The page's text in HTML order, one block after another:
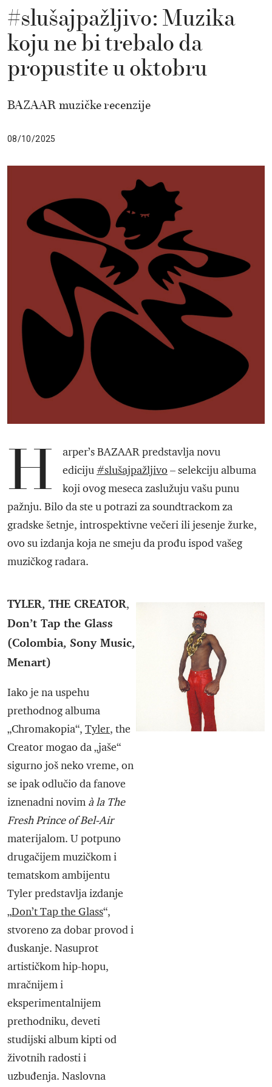
#slušajpažljivo: Muzika
koju ne bi trebalo da
propustite u oktobru
BAZAAR muzičke recenzije
08/10/2025
H
arper’s BAZAAR predstavlja novu
ediciju #slušajpažljivo – selekciju albuma
koji ovog meseca zaslužuju vašu punu
pažnju. Bilo da ste u potrazi za soundtrackom za
gradske šetnje, introspektivne večeri ili jesenje žurke,
ovo su izdanja koja ne smeju da prođu ispod vašeg
muzičkog radara.
TYLER, THE CREATOR,
Don’t Tap the Glass
(Colombia, Sony Music,
Menart)
Iako je na uspehu
prethodnog albuma
„Chromakopia“, Tyler, the
Creator mogao da „jaše“
sigurno još neko vreme, on
se ipak odlučio da fanove
iznenadni novim à la The
Fresh Prince of Bel-Air
materijalom. U potpuno
drugačijem muzičkom i
tematskom ambijentu
Tyler predstavlja izdanje
„Don’t Tap the Glass“,
stvoreno za dobar provod i
đuskanje. Nasuprot
artističkom hip-hopu,
mračnijem i
eksperimentalnijem
prethodniku, deveti
studijski album kipti od
životnih radosti i
uzbuđenja. Naslovna